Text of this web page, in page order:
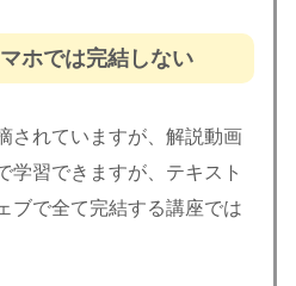
ホでは完結しない
されていますが、解説動画
学習できますが、テキスト
ブで全て完結する講座では